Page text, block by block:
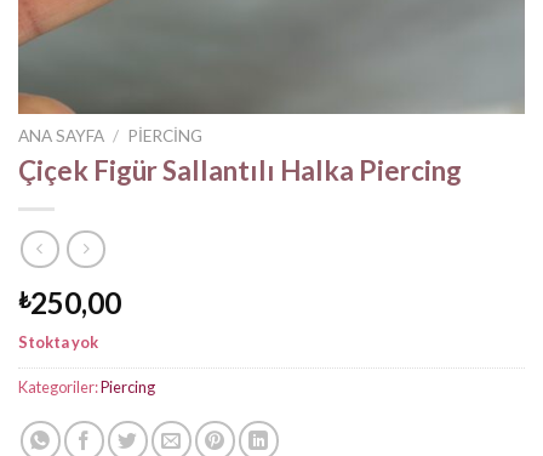
ANA SAYFA / PIERCING
Çiçek Figür Sallantılı Halka Piercing
₺250,00
Stokta yok
Kategoriler:Piercing